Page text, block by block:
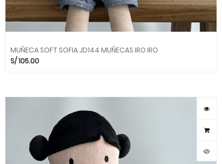
MUÑECA SOFT SOFIA JD144 MUÑECAS IRO IRO
S/105.00